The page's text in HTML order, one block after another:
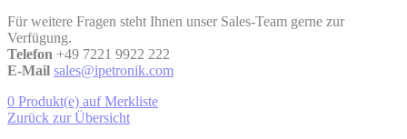
Für weitere Fragen steht Ihnen unser Sales-Team gerne zur
Verfügung.
Telefon +49 7221 9922 222
E-Mail sales@ipetronik.com
0 Produkt(e) auf Merkliste
Zurück zur Übersicht